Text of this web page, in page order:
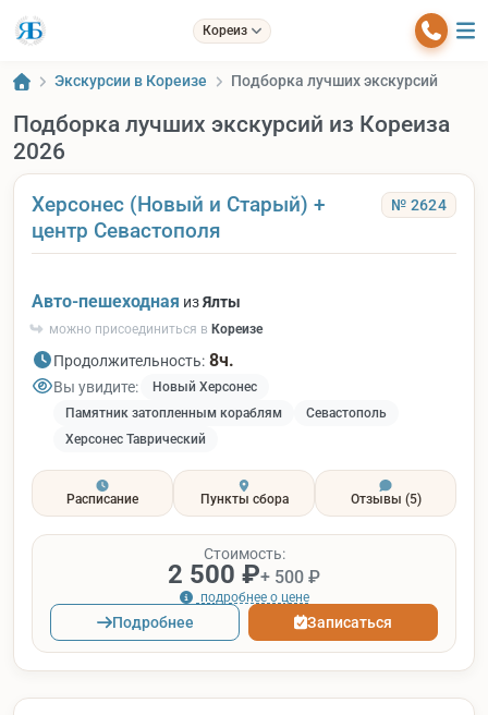
Кореиз
Экскурсии в Кореизе Подборка лучших экскурсий
Подборка лучших экскурсий из Кореиза
2026
Херсонес (Новый и Старый) +
центр Севастополя
№ 2624
Авто-пешеходная изЯлты
можно присоединиться в Кореизе
Продолжительность: 8ч.
Вы увидите:
Новый Херсонес
Памятник затопленным кораблям
Севастополь
Херсонес Таврический
Расписание Пункты сбора Отзывы (5)
Стоимость:
2 500 ₽+ 500 ₽
подробнее о цене
Подробнее Записаться